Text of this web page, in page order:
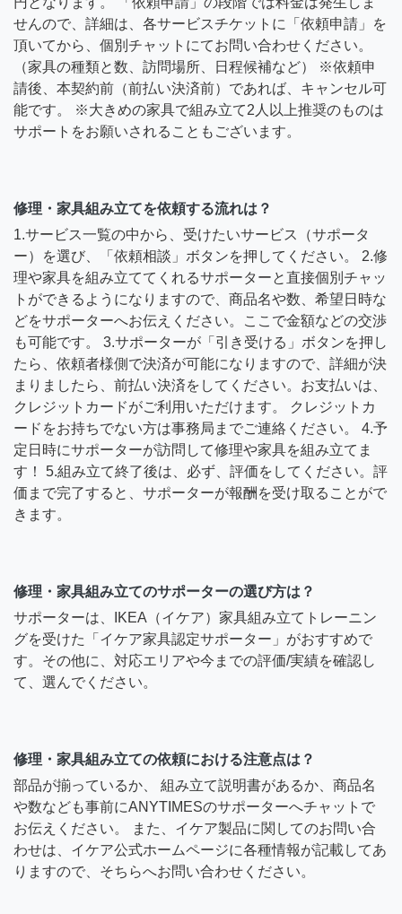
せんので、詳細は、各サービスチケットに「依頼申請」を
頂いてから、個別チャットにてお問い合わせください。
（家具の種類と数、訪問場所、日程候補など） ※依頼申
請後、本契約前（前払い決済前）であれば、キャンセル可
能です。 ※大きめの家具で組み立て2人以上推奨のものは
サポートをお願いされることもございます。
修理・家具組み立てを依頼する流れは？
1.サービス一覧の中から、受けたいサービス（サポータ
ー）を選び、「依頼相談」ボタンを押してください。 2.修
理や家具を組み立ててくれるサポーターと直接個別チャッ
トができるようになりますので、商品名や数、希望日時な
どをサポーターへお伝えください。ここで金額などの交渉
も可能です。 3.サポーターが「引き受ける」ボタンを押し
たら、依頼者様側で決済が可能になりますので、詳細が決
まりましたら、前払い決済をしてください。お支払いは、
クレジットカードがご利用いただけます。 クレジットカ
ードをお持ちでない方は事務局までご連絡ください。 4.予
定日時にサポーターが訪問して修理や家具を組み立てま
す！ 5.組み立て終了後は、必ず、評価をしてください。評
価まで完了すると、サポーターが報酬を受け取ることがで
きます。
修理・家具組み立てのサポーターの選び方は？
サポーターは、IKEA（イケア）家具組み立てトレーニン
グを受けた「イケア家具認定サポーター」がおすすめで
す。その他に、対応エリアや今までの評価/実績を確認し
て、選んでください。
修理・家具組み立ての依頼における注意点は？
部品が揃っているか、 組み立て説明書があるか、商品名
や数なども事前にANYTIMESのサポーターへチャットで
お伝えください。 また、イケア製品に関してのお問い合
わせは、イケア公式ホームページに各種情報が記載してあ
りますので、そちらへお問い合わせください。